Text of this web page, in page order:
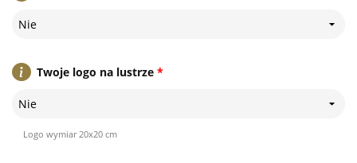
Nie
*
Twoje logo na lustrze
Nie
Logo wymiar 20x20 cm